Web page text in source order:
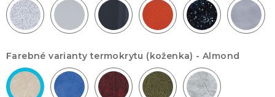
Farebné varianty termokrytu (koženka) - Almond